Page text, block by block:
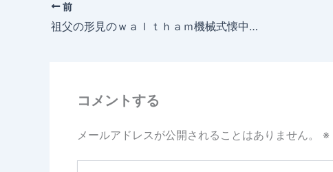
前
祖父の形見のｗａｌｔｈａｍ機械式懐中時計
コメントする
メールアドレスが公開されることはありません。 ※